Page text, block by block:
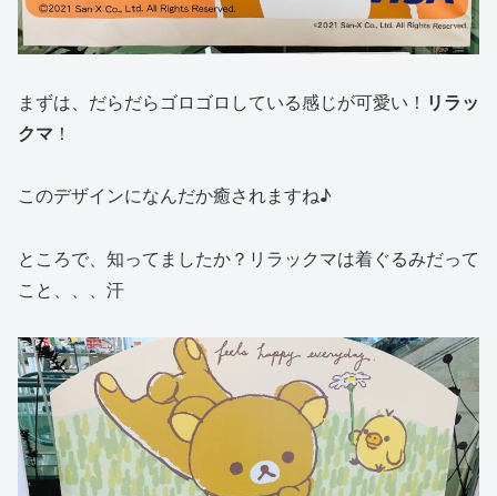
まずは、だらだらゴロゴロしている感じが可愛い！ リラッ
クマ ！
このデザインになんだか癒されますね♪
ところで、知ってましたか？リラックマは着ぐるみだって
こと、、、汗